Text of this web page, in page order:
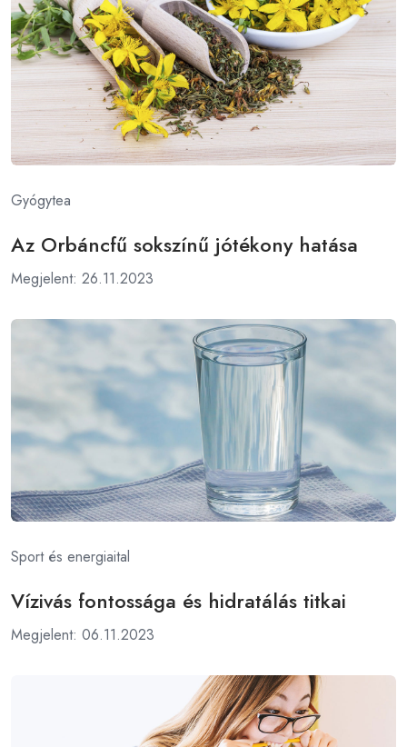
Gyógytea
Az Orbáncfű sokszínű jótékony hatása
Megjelent: 26.11.2023
Sport és energiaital
Vízivás fontossága és hidratálás titkai
Megjelent: 06.11.2023